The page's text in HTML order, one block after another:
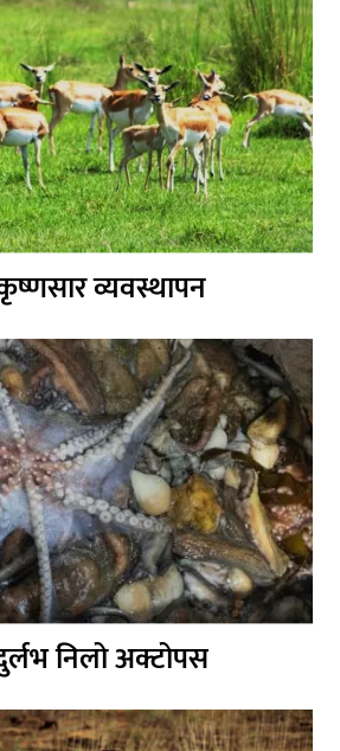
व्यवस्थापन
निलो अक्टोपस